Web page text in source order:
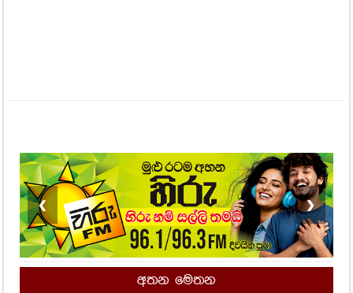
❮ ❯
අතන මෙතන